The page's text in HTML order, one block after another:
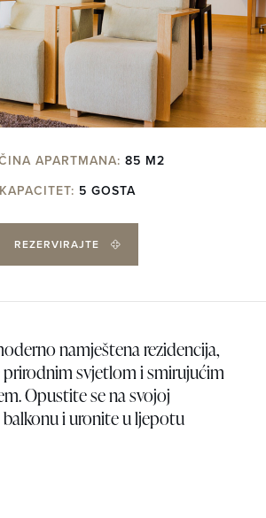
APARTMANA: 85 M2
KAPACITET: 5 GOSTA
REZERVIRAJTE
namještena rezidencija,
prirodnim svjetlom i smirujućim
Opustite se na svojoj
i uronite u ljepotu